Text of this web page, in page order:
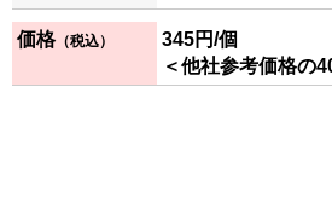
価格（税込） 345円/個
＜他社参考価格の